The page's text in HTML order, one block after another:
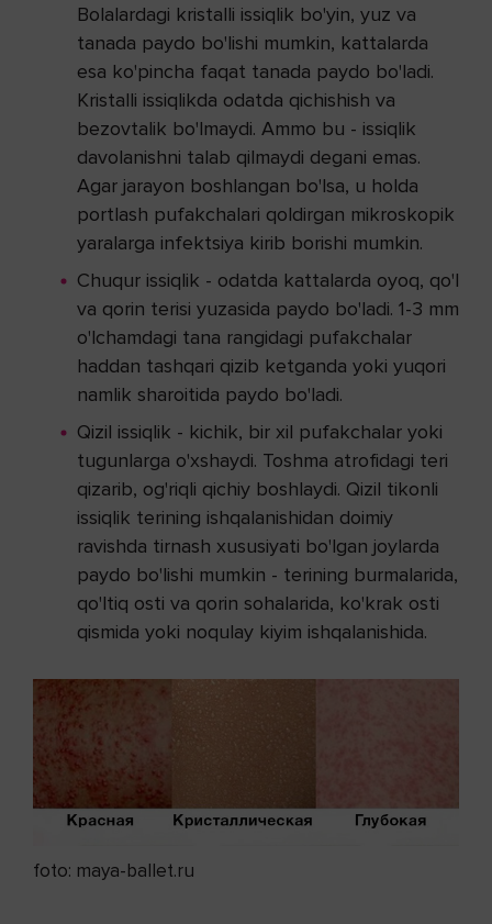
Bolalardagi kristalli issiqlik bo'yin, yuz va
tanada paydo bo'lishi mumkin, kattalarda
esa ko'pincha faqat tanada paydo bo'ladi.
Kristalli issiqlikda odatda qichishish va
bezovtalik bo'lmaydi. Ammo bu - issiqlik
davolanishni talab qilmaydi degani emas.
Agar jarayon boshlangan bo'lsa, u holda
portlash pufakchalari qoldirgan mikroskopik
yaralarga infektsiya kirib borishi mumkin.
Chuqur issiqlik - odatda kattalarda oyoq, qo'l
va qorin terisi yuzasida paydo bo'ladi. 1-3 mm
o'lchamdagi tana rangidagi pufakchalar
haddan tashqari qizib ketganda yoki yuqori
namlik sharoitida paydo bo'ladi.
Qizil issiqlik - kichik, bir xil pufakchalar yoki
tugunlarga o'xshaydi. Toshma atrofidagi teri
qizarib, og'riqli qichiy boshlaydi. Qizil tikonli
issiqlik terining ishqalanishidan doimiy
ravishda tirnash xususiyati bo'lgan joylarda
paydo bo'lishi mumkin - terining burmalarida,
qo'ltiq osti va qorin sohalarida, ko'krak osti
qismida yoki noqulay kiyim ishqalanishida.
foto: maya-ballet.ru